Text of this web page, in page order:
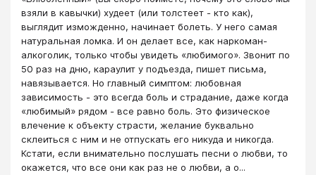
взяли в кавычки) худеет (или толстеет - кто как),
выглядит изможденно, начинает болеть. У него самая
натуральная ломка. И он делает все, как наркоман-
алкоголик, только чтобы увидеть «любимого». Звонит по
50 раз на дню, караулит у подъезда, пишет письма,
навязывается. Но главный симптом: любовная
зависимость - это всегда боль и страдание, даже когда
«любимый» рядом - все равно боль. Это физическое
влечение к объекту страсти, желание буквально
склеиться с ним и не отпускать его никуда и никогда.
Кстати, если внимательно послушать песни о любви, то
окажется, что все они как раз не о любви, а о...